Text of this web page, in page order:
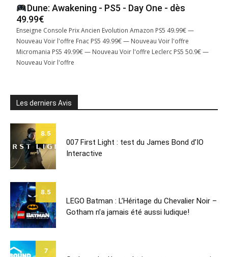
Dune: Awakening - PS5 - Day One - dès
49.99€
Enseigne Console Prix Ancien Evolution Amazon PS5 49.99€ —
Nouveau Voir l'offre Fnac PS5 49.99€ — Nouveau Voir l'offre
Micromania PS5 49.99€ — Nouveau Voir l'offre Leclerc PS5 50.9€ —
Nouveau Voir l'offre
Les derniers Avis
8.5
007 First Light : test du James Bond d’IO
Interactive
8.5
LEGO Batman : L’Héritage du Chevalier Noir –
Gotham n’a jamais été aussi ludique!
7